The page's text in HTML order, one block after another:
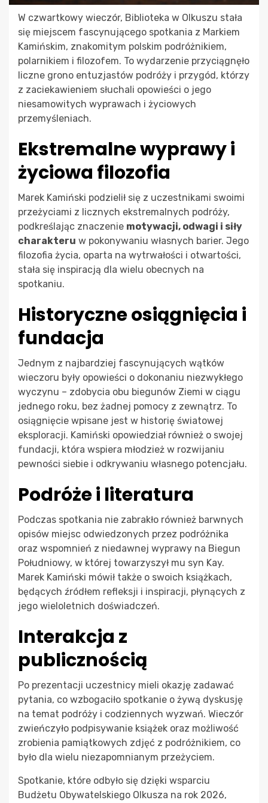
W czwartkowy wieczór, Biblioteka w Olkuszu stała
się miejscem fascynującego spotkania z Markiem
Kamińskim, znakomitym polskim podróżnikiem,
polarnikiem i filozofem. To wydarzenie przyciągnęło
liczne grono entuzjastów podróży i przygód, którzy
z zaciekawieniem słuchali opowieści o jego
niesamowitych wyprawach i życiowych
przemyśleniach.
Ekstremalne wyprawy i
życiowa filozofia
Marek Kamiński podzielił się z uczestnikami swoimi
przeżyciami z licznych ekstremalnych podróży,
podkreślając znaczenie motywacji, odwagi i siły
charakteru w pokonywaniu własnych barier. Jego
filozofia życia, oparta na wytrwałości i otwartości,
stała się inspiracją dla wielu obecnych na
spotkaniu.
Historyczne osiągnięcia i
fundacja
Jednym z najbardziej fascynujących wątków
wieczoru były opowieści o dokonaniu niezwykłego
wyczynu – zdobycia obu biegunów Ziemi w ciągu
jednego roku, bez żadnej pomocy z zewnątrz. To
osiągnięcie wpisane jest w historię światowej
eksploracji. Kamiński opowiedział również o swojej
fundacji, która wspiera młodzież w rozwijaniu
pewności siebie i odkrywaniu własnego potencjału.
Podróże i literatura
Podczas spotkania nie zabrakło również barwnych
opisów miejsc odwiedzonych przez podróżnika
oraz wspomnień z niedawnej wyprawy na Biegun
Południowy, w której towarzyszył mu syn Kay.
Marek Kamiński mówił także o swoich książkach,
będących źródłem refleksji i inspiracji, płynących z
jego wieloletnich doświadczeń.
Interakcja z
publicznością
Po prezentacji uczestnicy mieli okazję zadawać
pytania, co wzbogaciło spotkanie o żywą dyskusję
na temat podróży i codziennych wyzwań. Wieczór
zwieńczyło podpisywanie książek oraz możliwość
zrobienia pamiątkowych zdjęć z podróżnikiem, co
było dla wielu niezapomnianym przeżyciem.
Spotkanie, które odbyło się dzięki wsparciu
Budżetu Obywatelskiego Olkusza na rok 2026,